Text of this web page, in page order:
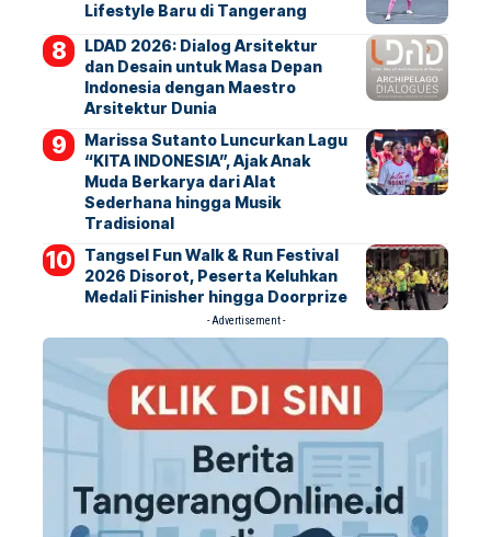
Lifestyle Baru di Tangerang
LDAD 2026: Dialog Arsitektur
dan Desain untuk Masa Depan
Indonesia dengan Maestro
Arsitektur Dunia
Marissa Sutanto Luncurkan Lagu
“KITA INDONESIA”, Ajak Anak
Muda Berkarya dari Alat
Sederhana hingga Musik
Tradisional
Tangsel Fun Walk & Run Festival
2026 Disorot, Peserta Keluhkan
Medali Finisher hingga Doorprize
- Advertisement -